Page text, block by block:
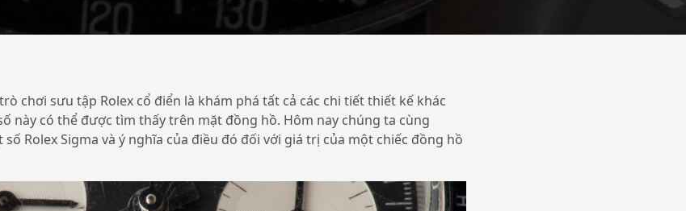
chơi sưu tập Rolex cổ điển là khám phá tất cả các chi tiết thiết kế khác
này có thể được tìm thấy trên mặt đồng hồ. Hôm nay chúng ta cùng
Rolex Sigma và ý nghĩa của điều đó đối với giá trị của một chiếc đồng hồ